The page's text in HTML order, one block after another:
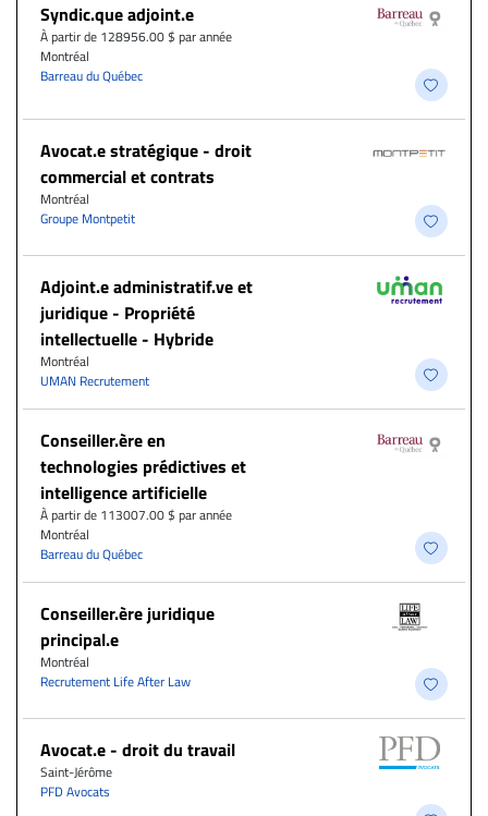
Syndic.que adjoint.e
À partir de 128956.00 $ par année
Montréal
Barreau du Québec
Avocat.e stratégique - droit
commercial et contrats
Montréal
Groupe Montpetit
Adjoint.e administratif.ve et
juridique - Propriété
intellectuelle - Hybride
Montréal
UMAN Recrutement
Conseiller.ère en
technologies prédictives et
intelligence artificielle
À partir de 113007.00 $ par année
Montréal
Barreau du Québec
Conseiller.ère juridique
principal.e
Montréal
Recrutement Life After Law
Avocat.e - droit du travail
Saint-Jérôme
PFD Avocats